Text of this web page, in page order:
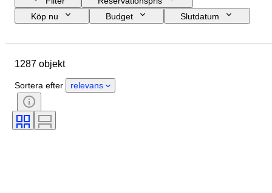
Köp nu
Budget
Slutdatum
Material
Färg
Tillbehör ingår
Modell
1287 objekt
Sortera efter relevans